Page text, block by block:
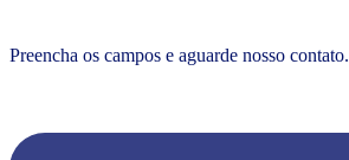
Preencha os campos e aguarde nosso contato.